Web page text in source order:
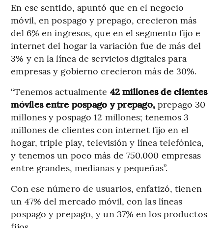
En ese sentido, apuntó que en el negocio
móvil, en pospago y prepago, crecieron más
del 6% en ingresos, que en el segmento fijo e
internet del hogar la variación fue de más del
3% y en la línea de servicios digitales para
empresas y gobierno crecieron más de 30%.
“Tenemos actualmente 42 millones de clientes
móviles entre pospago y prepago, prepago 30
millones y pospago 12 millones; tenemos 3
millones de clientes con internet fijo en el
hogar, triple play, televisión y línea telefónica,
y tenemos un poco más de 750.000 empresas
entre grandes, medianas y pequeñas”.
Con ese número de usuarios, enfatizó, tienen
un 47% del mercado móvil, con las líneas
pospago y prepago, y un 37% en los productos